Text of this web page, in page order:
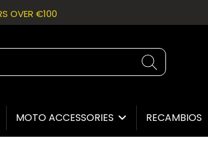
OVER €100
MOTO ACCESSORIES RECAMBIOS